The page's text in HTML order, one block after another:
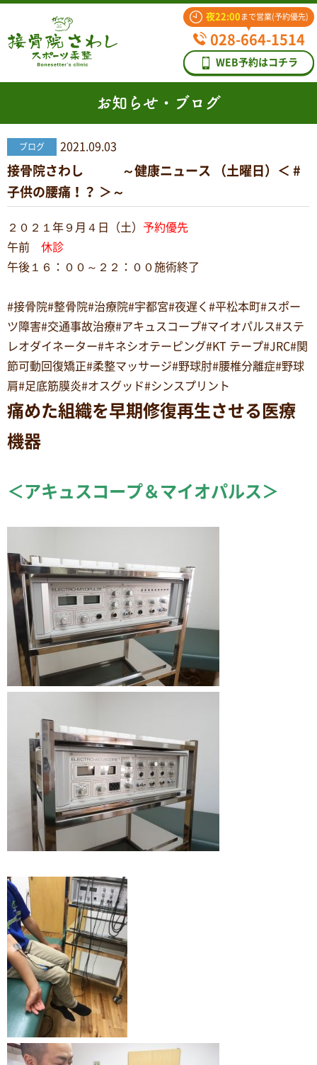
夜22:00 まで営業(予約優先)
028-664-1514
WEB予約はコチラ
お知らせ・ブログ
ブログ 2021.09.03
接骨院さわし ～健康ニュース （土曜日）＜ #
子供の腰痛！？ ＞～
２０２１年９月４日（土） 予約優先
午前 休診
午後１６：００～２２：００施術終了
#接骨院#整骨院#治療院#宇都宮#夜遅く#平松本町#スポー
ツ障害#交通事故治療#アキュスコープ#マイオパルス#ステ
レオダイネーター#キネシオテーピング#KT テープ#JRC#関
節可動回復矯正#柔整マッサージ#野球肘#腰椎分離症#野球
肩#足底筋膜炎#オスグッド#シンスプリント
痛めた組織を早期修復再生させる医療
機器
＜アキュスコープ＆マイオパルス＞